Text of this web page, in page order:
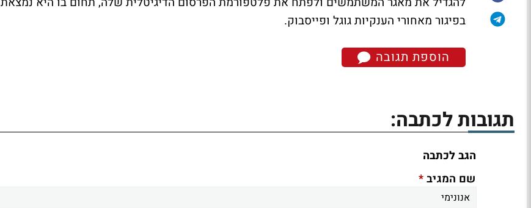
בפיגור מאחורי הענקיות גוגל ופייסבוק.
הוספת תגובה
תגובות לכתבה:
הגב לכתבה
שם המגיב*